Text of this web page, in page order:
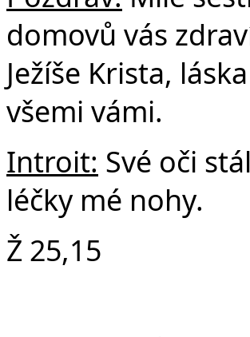
domovů vás
Ježíše Krista,
všemi vámi.
Introit: Své oči
léčky mé nohy.
Ž 25,15